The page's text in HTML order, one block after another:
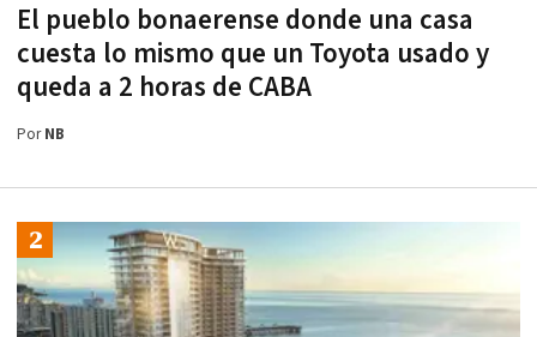
El pueblo bonaerense donde una casa
cuesta lo mismo que un Toyota usado y
queda a 2 horas de CABA
PorNB